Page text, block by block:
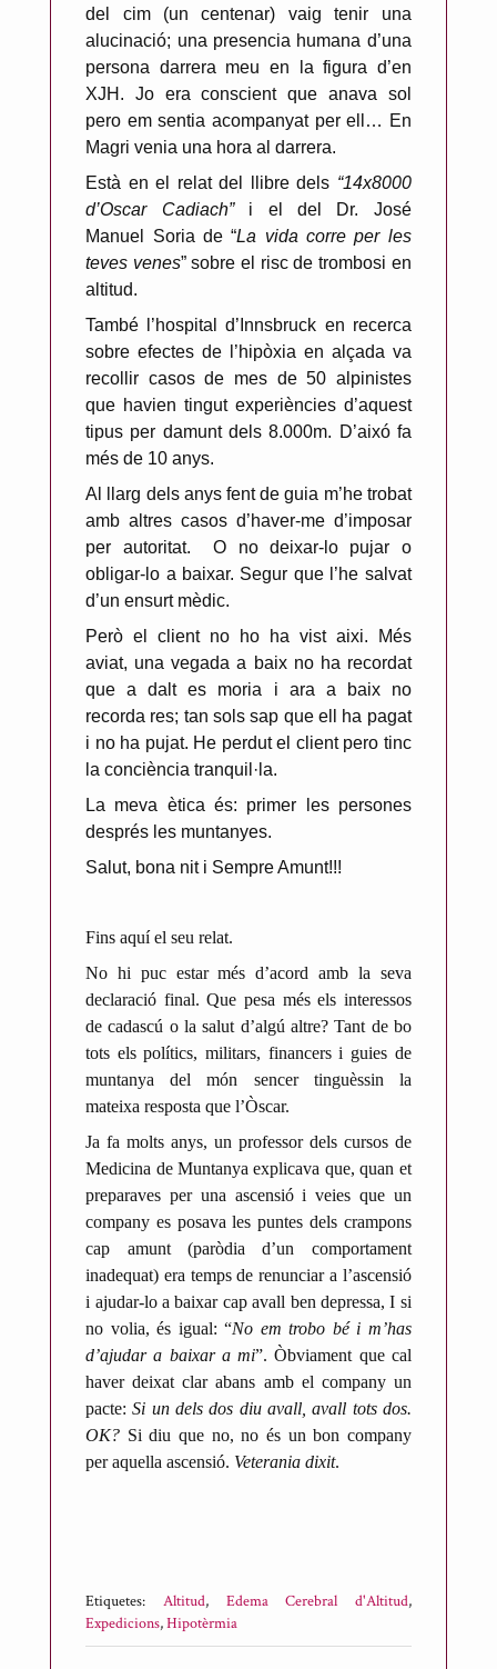
del cim (un centenar) vaig tenir una
alucinació; una presencia humana d’una
persona darrera meu en la figura d’en
XJH. Jo era conscient que anava sol
pero em sentia acompanyat per ell… En
Magri venia una hora al darrera.
Està en el relat del llibre dels “14x8000
d’Oscar Cadiach”i el del Dr. José
Manuel Soria de “La vida corre per les
teves venes” sobre el risc de trombosi en
altitud.
També l’hospital d’Innsbruck en recerca
sobre efectes de l’hipòxia en alçada va
recollir casos de mes de 50 alpinistes
que havien tingut experiències d’aquest
tipus per damunt dels 8.000m. D’aixó fa
més de 10 anys.
Al llarg dels anys fent de guia m’he trobat
amb altres casos d’haver-me d’imposar
per autoritat.
O no deixar-lo pujar o
obligar-lo a baixar. Segur que l’he salvat
d’un ensurt mèdic.
Però el client no ho ha vist aixi. Més
aviat, una vegada a baix no ha recordat
que a dalt es moria i ara a baix no
recorda res; tan sols sap que ell ha pagat
i no ha pujat. He perdut el client pero tinc
la conciència tranquil·la.
La meva ètica és: primer les persones
després les muntanyes.
Salut, bona nit i Sempre Amunt!!!
Fins aquí el seu relat.
No hi puc estar més d’acord amb la seva
declaració final. Que pesa més els interessos
de cadascú o la salut d’algú altre? Tant de bo
tots els polítics, militars, financers i guies de
muntanya del món sencer tinguèssin la
mateixa resposta que l’Òscar.
Ja fa molts anys, un professor dels cursos de
Medicina de Muntanya explicava que, quan et
preparaves per una ascensió i veies que un
company es posava les puntes dels crampons
cap amunt (paròdia d’un comportament
inadequat) era temps de renunciar a l’ascensió
i ajudar-lo a baixar cap avall ben depressa, I si
no volia, és igual: “No em trobo bé i m’has
d’ajudar a baixar a mi”. Òbviament que cal
haver deixat clar abans amb el company un
pacte:Si un dels dos diu avall, avall tots dos.
OK? Si diu que no, no és un bon company
per aquella ascensió. Veterania dixit.
Etiquetes: Altitud, Edema Cerebral d'Altitud,
Expedicions,Hipotèrmia